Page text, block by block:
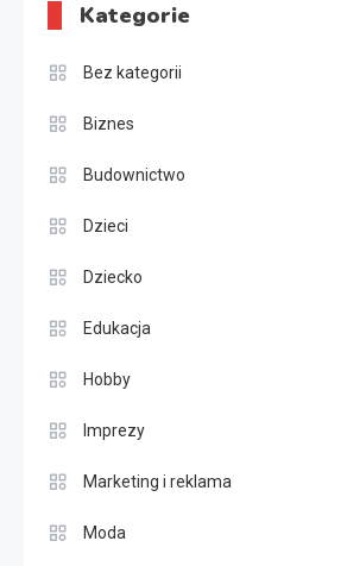
Kategorie
Bez kategorii
Biznes
Budownictwo
Dzieci
Dziecko
Edukacja
Hobby
Imprezy
Marketing i reklama
Moda